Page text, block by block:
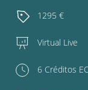
1295 €
Virtual Live
6 Créditos